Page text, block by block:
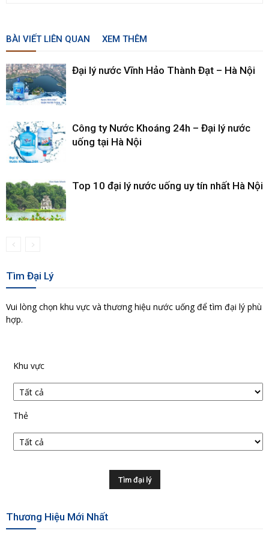
BÀI VIẾT LIÊN QUAN XEM THÊM
Đại lý nước Vĩnh Hảo Thành Đạt – Hà Nội
Công ty Nước Khoáng 24h – Đại lý nước
uống tại Hà Nội
Top 10 đại lý nước uống uy tín nhất Hà Nội
Tìm Đại Lý
Vui lòng chọn khu vực và thương hiệu nước uống để tìm đại lý phù
hợp.
Khu vực
Thẻ
Thương Hiệu Mới Nhất